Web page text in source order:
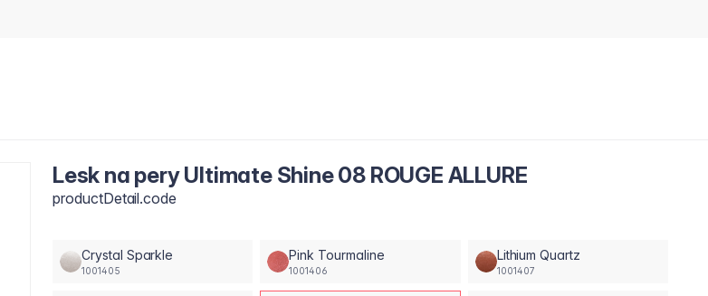
Lesk na pery Ultimate Shine 08 ROUGE ALLURE
productDetail.code
Crystal Sparkle
1001405
Pink Tourmaline
1001406
Lithium Quartz
1001407